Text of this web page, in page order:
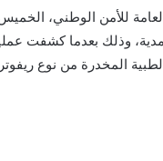
العامة للأمن الوطني،
المخدرة من نوع